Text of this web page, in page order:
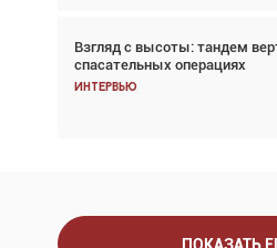
Взгляд с высоты: тандем
спасательных операциях
Интервью
Частный самолёт – это
покупке соответствующим
Интервью